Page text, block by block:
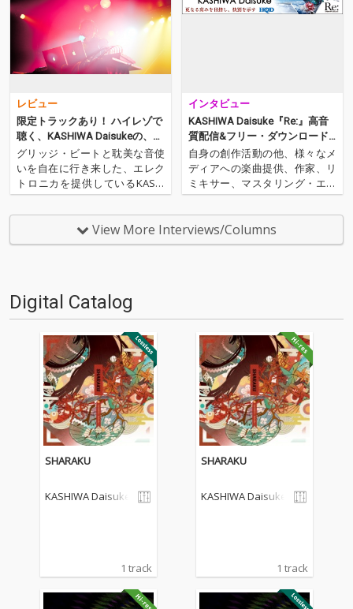
レビュー
限定トラックあり！ ハイレゾで
聴く、KASHIWA Daisukeの、歌
モノへの新たな挑戦
グリッジ・ビートと耽美な音使
いを自在に行き来した、エレク
トロニカを提供しているKASHI
WA Daisuke。自身の創作活動
はもちろん、作家、リミキサ
ー、マスタリング・エンジニア
としても活動し、2013年にはア
インタビュー
KASHIWA Daisuke『Re:』高音
質配信&フリー・ダウンロード
開始
自身の創作活動の他、様々なメ
ディアへの楽曲提供、作家、リ
ミキサー、マスタリング・エン
ジニアとしても活動しているKA
SHIWA Daisuke。彼が、現在入
手困難となっている初期の名作
『april.#19』のニュー・ミック
View More Interviews/Columns
Digital Catalog
SHARAKU
KASHIWA Daisuke
1 track
SHARAKU
KASHIWA Daisuke
1 track